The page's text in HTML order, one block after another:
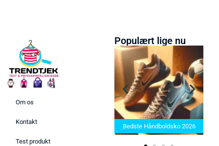
Om os
Kontakt
Test produkt
Populært lige nu
Bedste Saunatæppe 2025 –
Find de bedste produkter her!
Bedste Håndboldsko 2026